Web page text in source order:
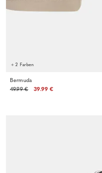
+ 2 Farben
Bermuda
49.99 €
39.99 €